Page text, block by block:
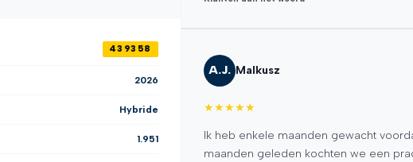
439358
2026
Hybride
1.951
bij de aankoop van mijn Audi
A.J. Malkusz
★★★★★
Ik heb enkele maanden gewacht
maanden geleden kochten we een